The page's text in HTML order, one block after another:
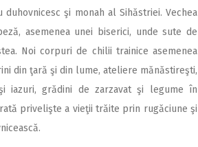
şi monah al Sihăstriei. Vechea
asemenea unei biserici, unde sute de
Noi corpuri de chilii trainice asemenea
din ţară şi din lume, ateliere mănăstireşti,
iazuri, grădini de zarzavat şi legume în
privelişte a vieţii trăite prin rugăciune şi